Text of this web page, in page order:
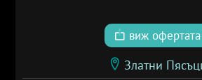
виж офертата
Златни